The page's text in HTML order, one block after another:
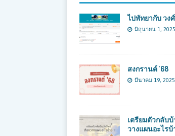
ไปพัทยากับ วง
มิถุนายน 1, 2025
สงกรานต์ ’68
มีนาคม 19, 2025
เตรียมตัวกลับ
วางแผนอะไรบ้